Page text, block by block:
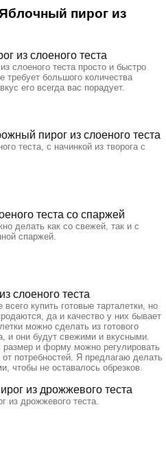
пирог из
из слоеного теста
слоеного теста просто и быстро
требует большого количества
его всегда вас порадует.
пирог из слоеного теста
теста, с начинкой из творога с
теста со спаржей
делать как со свежей, так и с
спаржей.
слоеного теста
всего купить готовые тарталетки, но
да и качество у них бывает
можно сделать из готового
и они будут свежими и вкусными.
размер и форму можно регулировать
от потребностей. Я предлагаю делать
чтобы не оставалось обрезков.
из дрожжевого теста
из дрожжевого теста.